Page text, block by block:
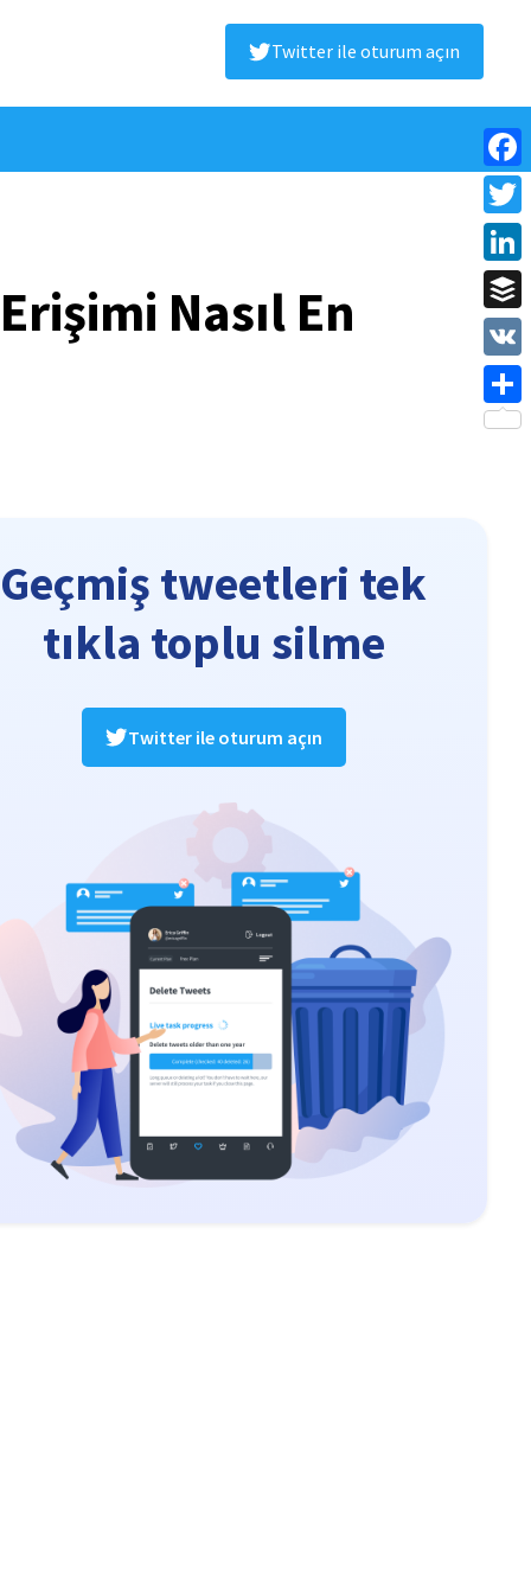
Twitter ile oturum açın
Nasıl En
Geçmiş tweetleri tek
tıkla toplu silme
Twitter ile oturum açın
VK